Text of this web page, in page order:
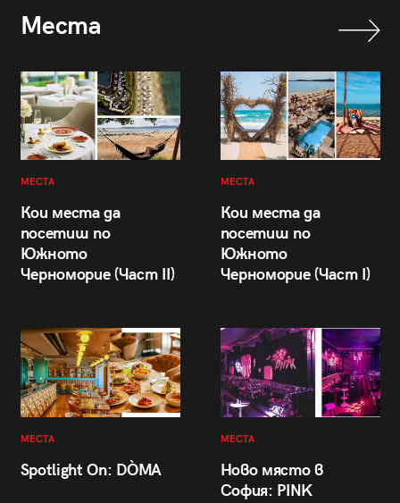
Места
МЕСТА
Кои места да
посетиш по
Южното
Черноморие (Част II)
МЕСТА
Кои места да
посетиш по
Южното
Черноморие (Част I)
МЕСТА
Spotlight On: DÒMA
МЕСТА
Ново място в
София: PINK